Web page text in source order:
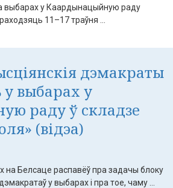
выбарах у Каардынацыйную раду
11–17 траўня ...
дэмакраты
у выбарах у
раду ў складзе
(відэа)
на Белсаце распавёў пра задачы блоку
у выбарах і пра тое, чаму ...